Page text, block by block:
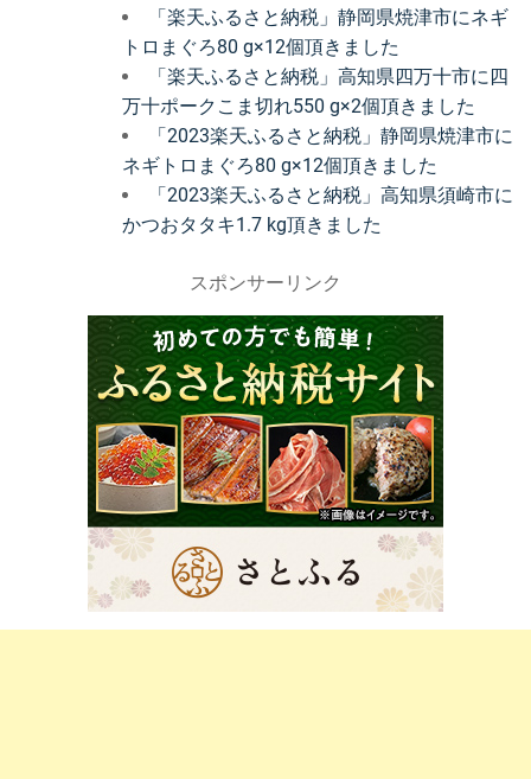
「楽天ふるさと納税」静岡県焼津市にネギ
トロまぐろ80 g×12個頂きました
「楽天ふるさと納税」高知県四万十市に四
万十ポークこま切れ550 g×2個頂きました
「2023楽天ふるさと納税」静岡県焼津市に
ネギトロまぐろ80 g×12個頂きました
「2023楽天ふるさと納税」高知県須崎市に
かつおタタキ1.7 kg頂きました
スポンサーリンク